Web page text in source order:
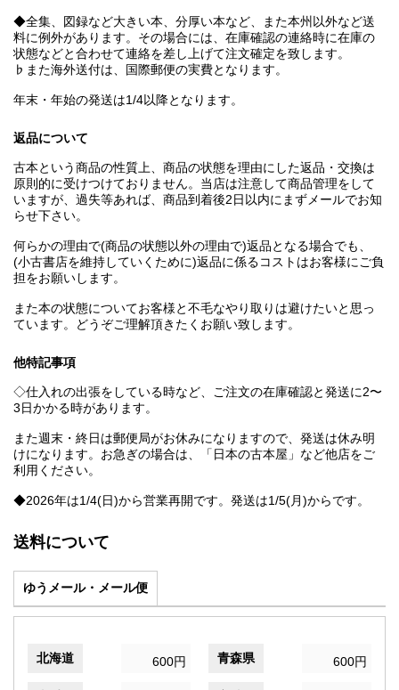
◆全集、図録など大きい本、分厚い本など、また本州以外など送
料に例外があります。その場合には、在庫確認の連絡時に在庫の
状態などと合わせて連絡を差し上げて注文確定を致します。
♭また海外送付は、国際郵便の実費となります。
年末・年始の発送は1/4以降となります。
返品について
古本という商品の性質上、商品の状態を理由にした返品・交換は
原則的に受けつけておりません。当店は注意して商品管理をして
いますが、過失等あれば、商品到着後2日以内にまずメールでお知
らせ下さい。
何らかの理由で(商品の状態以外の理由で)返品となる場合でも、
(小古書店を維持していくために)返品に係るコストはお客様にご負
担をお願いします。
また本の状態についてお客様と不毛なやり取りは避けたいと思っ
ています。どうぞご理解頂きたくお願い致します。
他特記事項
◇仕入れの出張をしている時など、ご注文の在庫確認と発送に2〜
3日かかる時があります。
また週末・終日は郵便局がお休みになりますので、発送は休み明
けになります。お急ぎの場合は、「日本の古本屋」など他店をご
利用ください。
◆2026年は1/4(日)から営業再開です。発送は1/5(月)からです。
送料について
ゆうメール・メール便
北海道 600円 青森県 600円